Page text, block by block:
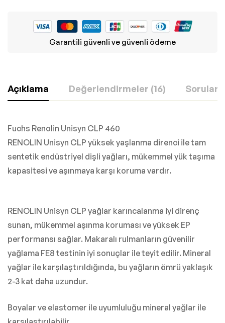
Garantili güvenli ve güvenli ödeme
Açıklama Değerlendirmeler (16) Sorular
Fuchs Renolin Unisyn CLP 460
RENOLIN Unisyn CLP yüksek yaşlanma direnci ile tam
sentetik endüstriyel dişli yağları, mükemmel yük taşıma
kapasitesi ve aşınmaya karşı koruma vardır.
RENOLIN Unisyn CLP yağlar karıncalanma iyi direnç
sunan, mükemmel aşınma koruması ve yüksek EP
performansı sağlar. Makaralı rulmanların güvenilir
yağlama FE8 testinin iyi sonuçlar ile teyit edilir. Mineral
yağlar ile karşılaştırıldığında, bu yağların ömrü yaklaşık
2-3 kat daha uzundur.
Boyalar ve elastomer ile uyumluluğu mineral yağlar ile